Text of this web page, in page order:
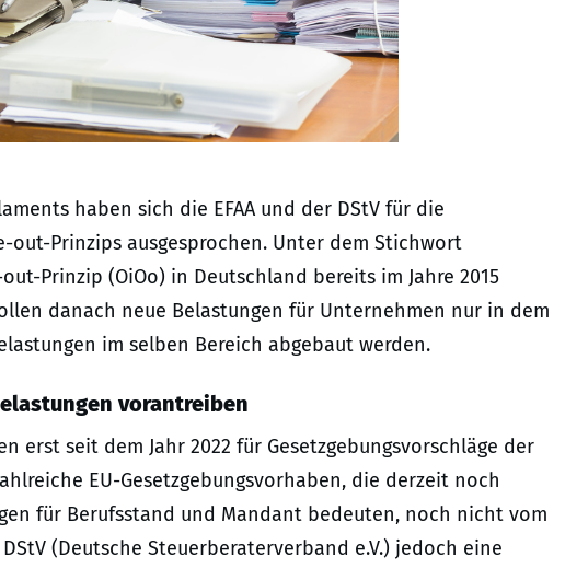
haben sich die EFAA und der DStV für die
out-Prinzips ausgesprochen. Unter dem Stichwort
Prinzip (OiOo) in Deutschland bereits im Jahre 2015
danach neue Belastungen für Unternehmen nur in dem
im selben Bereich abgebaut werden.
vorantreiben
erst seit dem Jahr 2022 für Gesetzgebungsvorschläge der
EU-Gesetzgebungsvorhaben, die derzeit noch
für Berufsstand und Mandant bedeuten, noch nicht vom
(Deutsche Steuerberaterverband e.V.) jedoch eine